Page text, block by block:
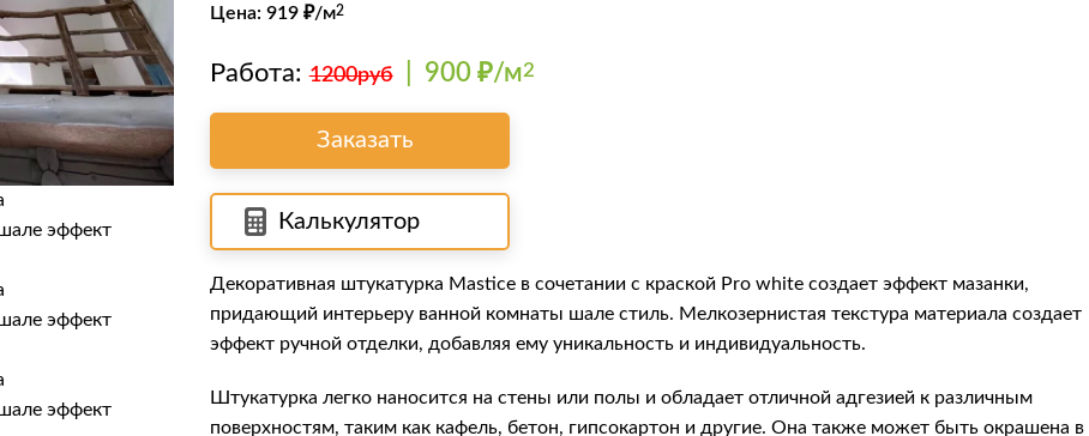
Цена: 919 ₽/м2
Работа:1200руб| 900 ₽/м2
Заказать
Калькулятор
Декоративная штукатурка Mastice в сочетании с краской Pro white создает эффект мазанки,
придающий интерьеру ванной комнаты шале стиль. Мелкозернистая текстура материала создает
эффект ручной отделки, добавляя ему уникальность и индивидуальность.
Штукатурка легко наносится на стены или полы и обладает отличной адгезией к различным
поверхностям, таким как кафель, бетон, гипсокартон и другие. Она также может быть окрашена в